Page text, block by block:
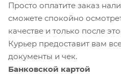
Просто оплатите заказ
сможете спокойно
качестве и только после
Курьер предоставит вам
документы и чек.
Банковской картой